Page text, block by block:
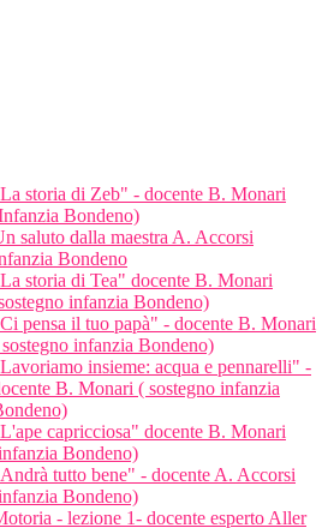
storia di Zeb" - docente B. Monari
Bondeno)
saluto dalla maestra A. Accorsi
Bondeno
storia di Tea" docente B. Monari
infanzia Bondeno)
pensa il tuo papà" - docente B. Monari
infanzia Bondeno)
insieme: acqua e pennarelli" -
B. Monari ( sostegno infanzia
capricciosa" docente B. Monari
Bondeno)
tutto bene" - docente A. Accorsi
Bondeno)
- lezione 1- docente esperto Aller